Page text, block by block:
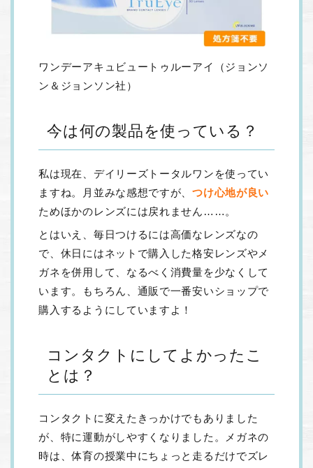
ワンデーアキュビュートゥルーアイ（ジョンソ
ン＆ジョンソン社）
今は何の製品を使っている？
私は現在、デイリーズトータルワンを使ってい
ますね。月並みな感想ですが、つけ心地が良い
ためほかのレンズには戻れません……。
とはいえ、毎日つけるには高価なレンズなの
で、休日にはネットで購入した格安レンズやメ
ガネを併用して、なるべく消費量を少なくして
います。もちろん、通販で一番安いショップで
購入するようにしていますよ！
コンタクトにしてよかったこ
とは？
コンタクトに変えたきっかけでもありました
が、特に運動がしやすくなりました。メガネの
時は、体育の授業中にちょっと走るだけでズレ